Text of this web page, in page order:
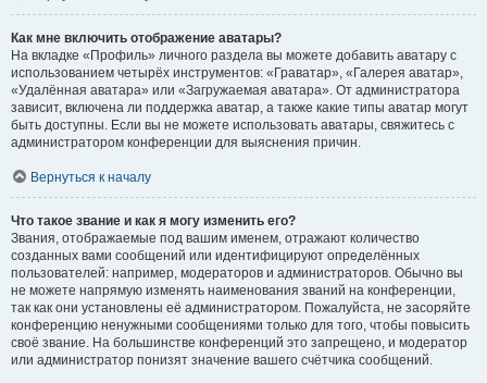
Как мне включить отображение аватары?
На вкладке «Профиль» личного раздела вы можете добавить аватару с
использованием четырёх инструментов: «Граватар», «Галерея аватар»,
«Удалённая аватара» или «Загружаемая аватара». От администратора
зависит, включена ли поддержка аватар, а также какие типы аватар могут
быть доступны. Если вы не можете использовать аватары, свяжитесь с
администратором конференции для выяснения причин.
Вернуться к началу
Что такое звание и как я могу изменить его?
Звания, отображаемые под вашим именем, отражают количество
созданных вами сообщений или идентифицируют определённых
пользователей: например, модераторов и администраторов. Обычно вы
не можете напрямую изменять наименования званий на конференции,
так как они установлены её администратором. Пожалуйста, не засоряйте
конференцию ненужными сообщениями только для того, чтобы повысить
своё звание. На большинстве конференций это запрещено, и модератор
или администратор понизят значение вашего счётчика сообщений.